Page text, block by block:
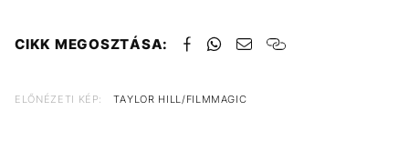
CIKK MEGOSZTÁSA:
ELŐNÉZETI KÉP: TAYLOR HILL/FILMMAGIC